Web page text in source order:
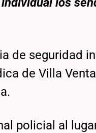
de seguridad
de Villa
policial al